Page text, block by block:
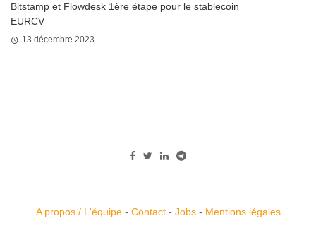
Bitstamp et Flowdesk 1ère étape pour le stablecoin
EURCV
13 décembre 2023
A propos / L'équipe- Contact- Jobs- Mentions légales